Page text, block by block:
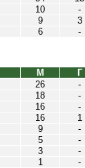
10 -
9 3
6 -
М Г
26 -
18 -
16 -
16 1
9 -
5 -
3 -
1 -